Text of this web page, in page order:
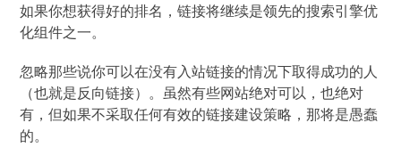
如果你想获得好的排名，链接将继续是领先的搜索引擎优
化组件之一。
忽略那些说你可以在没有入站链接的情况下取得成功的人
（也就是反向链接）。虽然有些网站绝对可以，也绝对
有，但如果不采取任何有效的链接建设策略，那将是愚蠢
的。